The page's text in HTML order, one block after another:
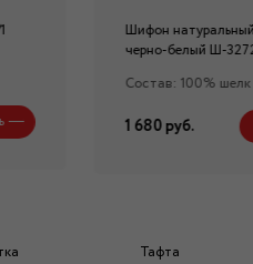
Шифон
черно-белый Ш-
Состав: 100% шелк
1 680 руб.
Тафта